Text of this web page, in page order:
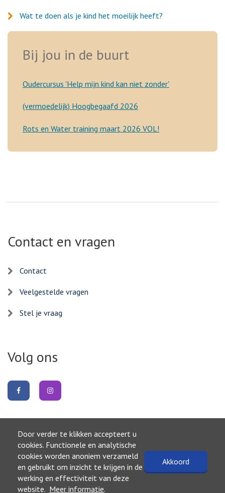
Door verder te klikken accepteert u
cookies. Functionele en analytische
cookies worden anoniem verzameld
en gebruikt om inzicht te krijgen in de
werking en effectiviteit van deze
website. Meer informatie.
Akkoord
Wat te doen als je kind het moeilijk heeft?
Bij jou in de buurt
Oudercursus 'Help mijn kind kan niet zonder'
(vermoedelijk) Hoogbegaafd 2026
Rots en Water training maart 2026 VOL!
Contact en vragen
Contact
Veelgestelde vragen
Stel je vraag
Volg ons
ons ons
Naar boven
©2026, Gemeente Raalte
Privacyverklaring
Toegankelijkheidsverklaring